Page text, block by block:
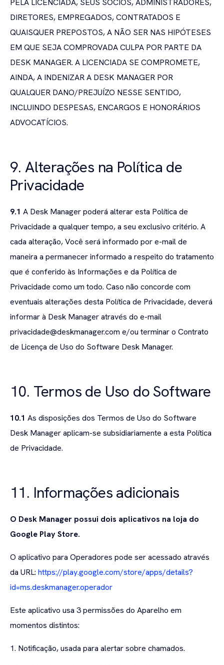
DIRETORES, EMPREGADOS, CONTRATADOS E
QUAISQUER PREPOSTOS, A NÃO SER NAS HIPÓTESES
EM QUE SEJA COMPROVADA CULPA POR PARTE DA
DESK MANAGER. A LICENCIADA SE COMPROMETE,
AINDA, A INDENIZAR A DESK MANAGER POR
QUALQUER DANO/PREJUÍZO NESSE SENTIDO,
INCLUINDO DESPESAS, ENCARGOS E HONORÁRIOS
ADVOCATÍCIOS.
9. Alterações na Política de
Privacidade
9.1 A Desk Manager poderá alterar esta Política de
Privacidade a qualquer tempo, a seu exclusivo critério. A
cada alteração, Você será informado por e-mail de
maneira a permanecer informado a respeito do tratamento
que é conferido às Informações e da Política de
Privacidade como um todo. Caso não concorde com
eventuais alterações desta Política de Privacidade, deverá
informar à Desk Manager através do e-mail
privacidade@deskmanager.com e/ou terminar o Contrato
de Licença de Uso do Software Desk Manager.
10. Termos de Uso do Software
10.1 As disposições dos Termos de Uso do Software
Desk Manager aplicam-se subsidiariamente a esta Política
de Privacidade.
11. Informações adicionais
O Desk Manager possui dois aplicativos na loja do
Google Play Store.
O aplicativo para Operadores pode ser acessado através
da URL: https://play.google.com/store/apps/details?
id=ms.deskmanager.operador
Este aplicativo usa 3 permissões do Aparelho em
momentos distintos:
1. Notificação, usada para alertar sobre chamados.